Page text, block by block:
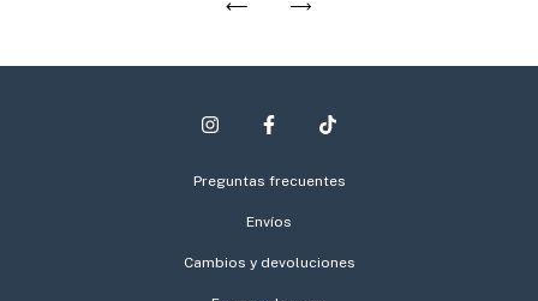
Preguntas frecuentes
Envíos
Cambios y devoluciones